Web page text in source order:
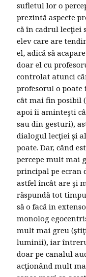
sufletul lor o
prezintă aspecte
că în cadrul lecţiei
elev care are
el, adică să
doar el cu
controlat atunci
profesorul o poate
cât mai fin posibil
apoi îi aminteşti
sau din gesturi),
dialogul lecţiei şi
poate. Dar, când
percepe mult mai
principal pe ecran
astfel încât are şi
răspundă tot
să o facă in
monolog
mult mai greu
luminii), iar
doar pe canalul
acţionând mult